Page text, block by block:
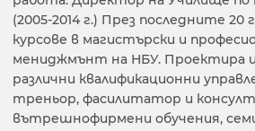
(2005-2014 г.) През последните 20
курсове в магистърски и
мениджмънт на НБУ. Проектира
различни квалификационни
треньор, фасилитатор и
вътрешнофирмени обучения,